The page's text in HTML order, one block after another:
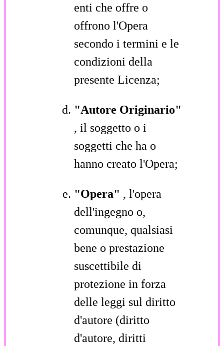
enti che offre o
offrono l'Opera
secondo i termini e le
condizioni della
presente Licenza;
"Autore Originario"
, il soggetto o i
soggetti che ha o
hanno creato l'Opera;
"Opera" , l'opera
dell'ingegno o,
comunque, qualsiasi
bene o prestazione
suscettibile di
protezione in forza
delle leggi sul diritto
d'autore (diritto
d'autore, diritti